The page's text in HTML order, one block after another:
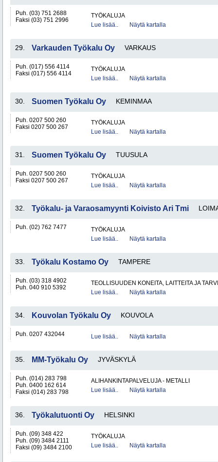
Puh. (03) 751 2688
Faksi (03) 751 2996
TYÖKALUJA
Lue lisää..
Näytä kartalla
29. Varkauden Työkalu Oy VARKAUS
Puh. (017) 556 4114
Faksi (017) 556 4114
TYÖKALUJA
Lue lisää..
Näytä kartalla
30. Suomen Työkalu Oy KEMINMAA
Puh. 0207 500 260
Faksi 0207 500 267
TYÖKALUJA
Lue lisää..
Näytä kartalla
31. Suomen Työkalu Oy TUUSULA
Puh. 0207 500 260
Faksi 0207 500 267
TYÖKALUJA
Lue lisää..
Näytä kartalla
32. Työkalu- ja Varaosamyynti Koivisto Ari Tmi
Puh. (02) 762 7477
TYÖKALUJA
Lue lisää..
Näytä kartalla
33. Työkalu Kostamo Oy TAMPERE
Puh. (03) 318 4902
Puh. 040 910 5392
TEOLLISUUDEN KONEITA, LAITTEITA JA
Lue lisää..
Näytä kartalla
34. Kouvolan Työkalu Oy KOUVOLA
Puh. 0207 432044 Lue lisää.. Näytä kartalla
35. MM-Työkalu Oy JYVÄSKYLÄ
Puh. (014) 283 798
Puh. 0400 162 614
Faksi (014) 283 798
ALIHANKINTAPALVELUJA - METALLI
Lue lisää..
Näytä kartalla
36. Työkalutuonti Oy HELSINKI
Puh. (09) 348 422
Puh. (09) 3484 2111
Faksi (09) 3484 2100
TYÖKALUJA
Lue lisää..
Näytä kartalla